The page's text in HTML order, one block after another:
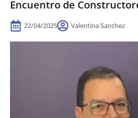
Encuentro de
22/04/2025 Valentina Sanchez